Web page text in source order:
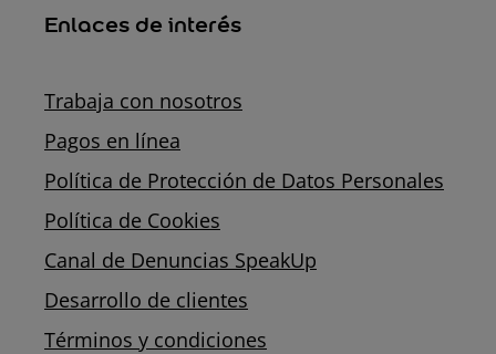
Enlaces de interés
Trabaja con nosotros
Pagos en línea
Política de Protección de Datos Personales
Política de Cookies
Canal de Denuncias SpeakUp
Desarrollo de clientes
Términos y condiciones